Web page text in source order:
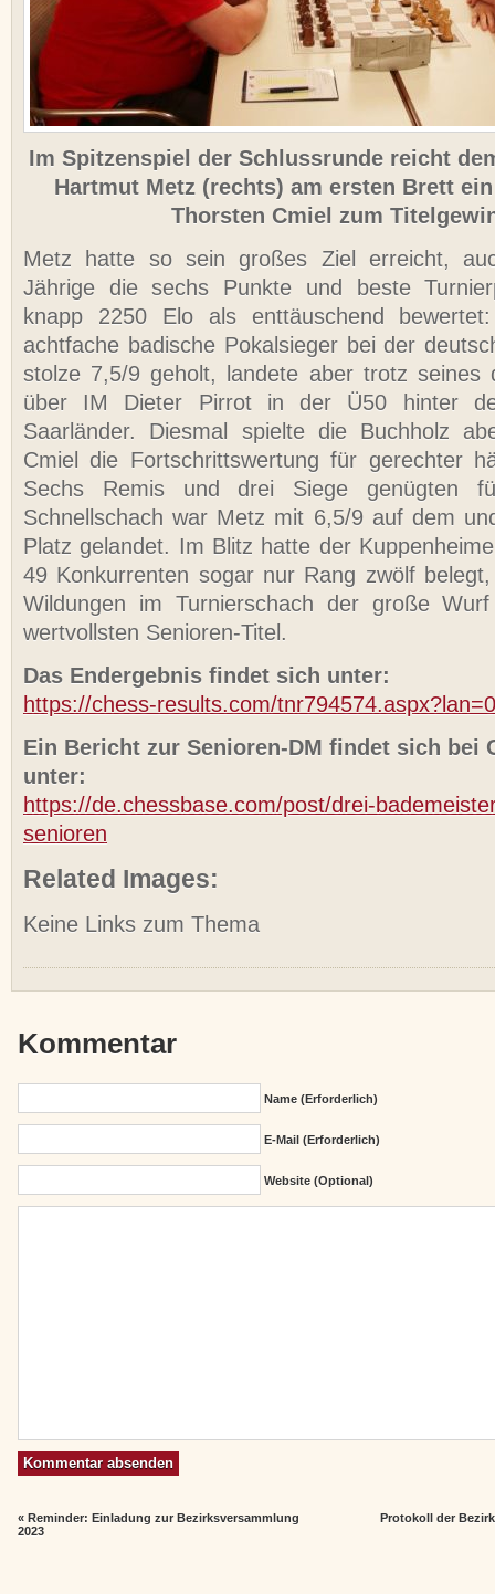
Im Spitzenspiel der Schlussrunde reicht
Hartmut Metz (rechts) am ersten Brett
Thorsten Cmiel zum
Metz hatte so sein großes Ziel erreicht,
Jährige die sechs Punkte und beste
knapp 2250 Elo als enttäuschend
achtfache badische Pokalsieger bei der
stolze 7,5/9 geholt, landete aber trotz seines
über IM Dieter Pirrot in der Ü50 hinter
Saarländer. Diesmal spielte die Buchholz
Cmiel die Fortschrittswertung für gerechter
Sechs Remis und drei Siege genügten
Schnellschach war Metz mit 6,5/9 auf dem
Platz gelandet. Im Blitz hatte der
49 Konkurrenten sogar nur Rang zwölf
Wildungen im Turnierschach der große
wertvollsten Senioren-Titel.
Das Endergebnis findet sich unter:
https://chess-results.com/
Ein Bericht zur Senioren-DM findet sich bei
unter:
https://de.chessbase.com/post/drei-
senioren
Related Images:
Keine Links zum Thema
Kommentar
Name (erforderlich)
E-Mail (erforderlich)
Website (Optional)
« Reminder: Einladung zur Bezirksversammlung
2023
Protokoll der